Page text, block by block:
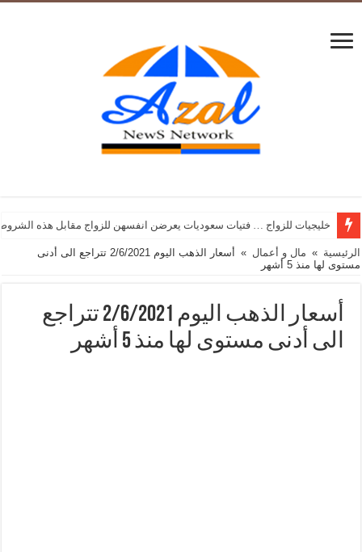
خليجيات للزواج … فتيات سعوديات يعرضن انفسهن للزواج مقابل هذه
الرئيسية » مال و أعمال »
أسعار الذهب اليوم 2/6/2021 تتراجع الى أدنى
مستوى لها منذ 5 أشهر
أسعار الذهب اليوم 2/6/2021 تتراجع
الى أدنى مستوى لها منذ 5 أشهر